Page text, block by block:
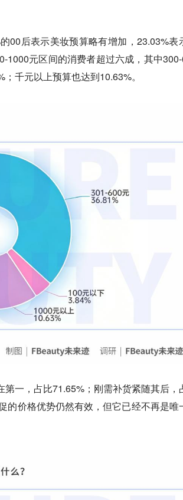
00后表示美妆预算略有增加，23.03%表
1000元区间的消费者超过六成，其中
千元以上预算也达到10.63%。
一，占比71.65%；刚需补货紧随其后，
的价格优势仍然有效，但它已经不再是唯